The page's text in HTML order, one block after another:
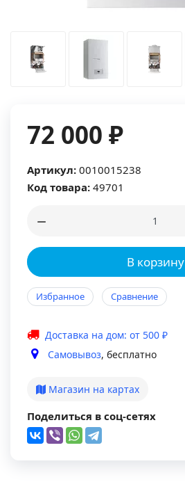
72 000 ₽
Артикул: 0010015238
Код товара: 49701
В корзину
Избранное Сравнение
Доставка на дом: от 500 ₽
Самовывоз, бесплатно
Магазин на картах
Поделиться в соц-сетях